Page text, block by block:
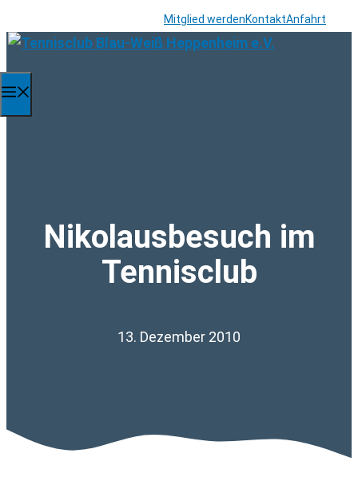
Inhalt
Mitglied werdenKontaktAnfahrt
Nikolausbesuch im
Tennisclub
13. Dezember 2010